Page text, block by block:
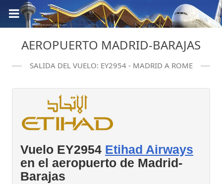
AEROPUERTO MADRID-BARAJAS
SALIDA DEL VUELO: EY2954 - MADRID A ROME
Vuelo EY2954 Etihad Airways
en el aeropuerto de Madrid-
Barajas